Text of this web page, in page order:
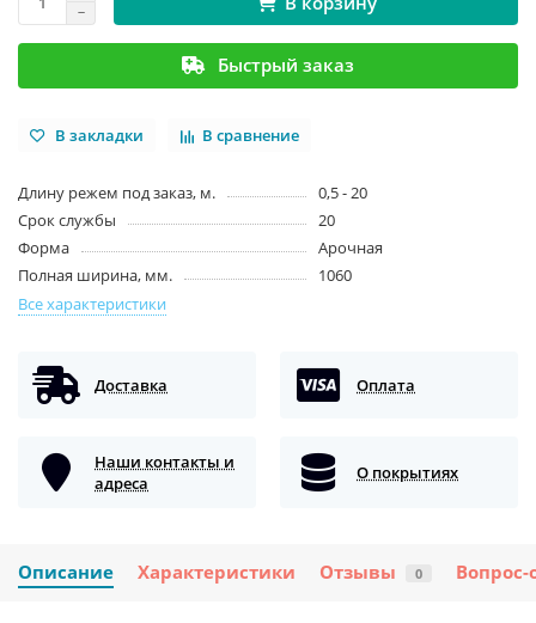
Быстрый заказ
В закладки В сравнение
Длину режем под заказ, м.
0,5 - 20
Срок службы
20
Форма
Арочная
Полная ширина, мм.
1060
Все характеристики
Доставка Оплата
Наши контакты и
адреса
О покрытиях
Описание Характеристики Отзывы 0 Вопрос-